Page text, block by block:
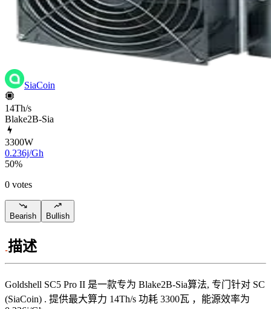
SiaCoin
14Th/s
Blake2B-Sia
3300W
0.236j/Gh
50%
0 votes
Bearish Bullish
描述
Goldshell SC5 Pro II 是一款专为 Blake2B-Sia算法, 专门针对 SC
(SiaCoin) . 提供最大算力 14Th/s 功耗 3300瓦 ，能源效率为